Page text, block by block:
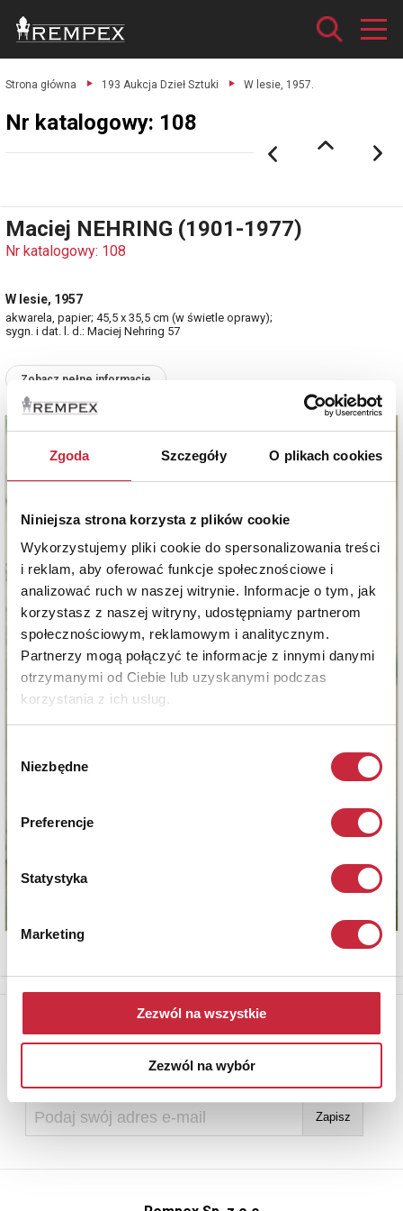
Zgoda Szczegóły O plikach cookies
Niniejsza strona korzysta z plików cookie
Wykorzystujemy pliki cookie do spersonalizowania treści
i reklam, aby oferować funkcje społecznościowe i
analizować ruch w naszej witrynie. Informacje o tym, jak
korzystasz z naszej witryny, udostępniamy partnerom
społecznościowym, reklamowym i analitycznym.
Partnerzy mogą połączyć te informacje z innymi danymi
otrzymanymi od Ciebie lub uzyskanymi podczas
korzystania z ich usług.
zgody
Niezbędne
Preferencje
Statystyka
Marketing
Zezwól na wszystkie
Zezwól na wybór
Strona główna 193 Aukcja Dzieł Sztuki W lesie, 1957.
Nr katalogowy: 108
Maciej NEHRING (1901-1977)
Nr katalogowy: 108
W lesie, 1957
akwarela, papier; 45,5 x 35,5 cm (w świetle oprawy);
sygn. i dat. l. d.: Maciej Nehring 57
Zobacz pełne informacje
Newsletter
Aby otrzymywać informacje o nowych aukcjach, prosimy podać
adres e-mail